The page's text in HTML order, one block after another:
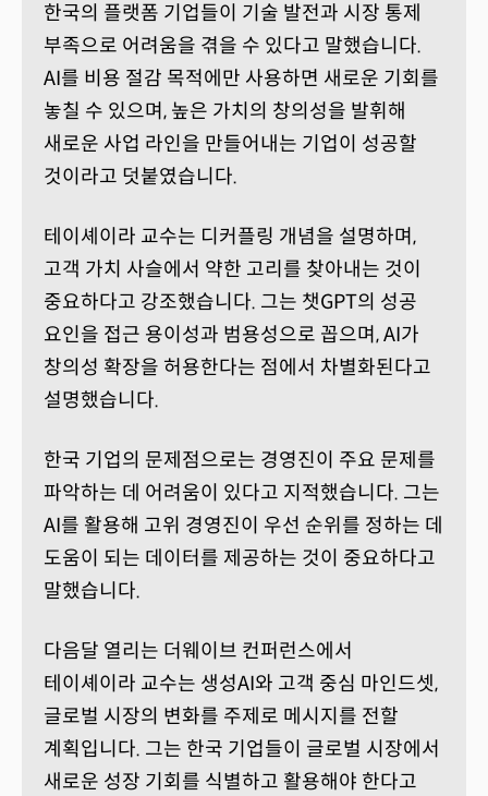
한국의 플랫폼 기업들이 기술 발전과 시장 통제
부족으로 어려움을 겪을 수 있다고 말했습니다.
AI를 비용 절감 목적에만 사용하면 새로운 기회를
놓칠 수 있으며, 높은 가치의 창의성을 발휘해
새로운 사업 라인을 만들어내는 기업이 성공할
것이라고 덧붙였습니다.
테이셰이라 교수는 디커플링 개념을 설명하며,
고객 가치 사슬에서 약한 고리를 찾아내는 것이
중요하다고 강조했습니다. 그는 챗GPT의 성공
요인을 접근 용이성과 범용성으로 꼽으며, AI가
창의성 확장을 허용한다는 점에서 차별화된다고
설명했습니다.
한국 기업의 문제점으로는 경영진이 주요 문제를
파악하는 데 어려움이 있다고 지적했습니다. 그는
AI를 활용해 고위 경영진이 우선 순위를 정하는 데
도움이 되는 데이터를 제공하는 것이 중요하다고
말했습니다.
다음달 열리는 더웨이브 컨퍼런스에서
테이셰이라 교수는 생성AI와 고객 중심 마인드셋,
글로벌 시장의 변화를 주제로 메시지를 전할
계획입니다. 그는 한국 기업들이 글로벌 시장에서
새로운 성장 기회를 식별하고 활용해야 한다고